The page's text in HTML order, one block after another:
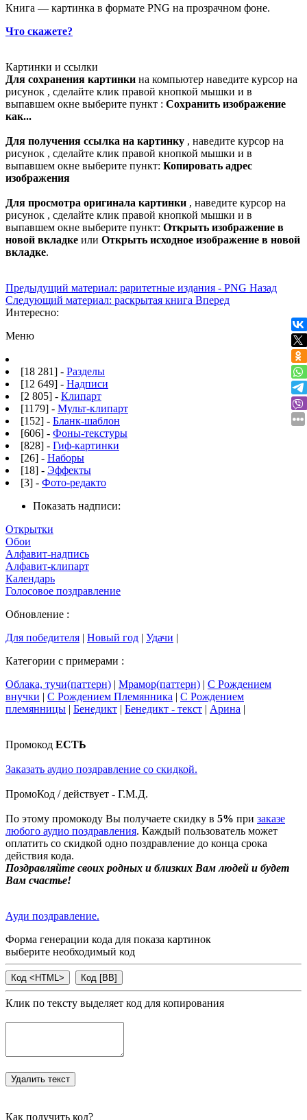
Книга — картинка в формате PNG на прозрачном фоне.
Что скажете?
Картинки и ссылки
Для сохранения картинки на компьютер наведите курсор на
рисунок , сделайте клик правой кнопкой мышки и в
выпавшем окне выберите пункт : Сохранить изображение
как...
Для получения ссылка на картинку , наведите курсор на
рисунок , сделайте клик правой кнопкой мышки и в
выпавшем окне выберите пункт: Копировать адрес
изображения
Для просмотра оригинала картинки , наведите курсор на
рисунок , сделайте клик правой кнопкой мышки и в
выпавшем окне выберите пункт: Открыть изображение в
новой вкладке или Открыть исходное изображение в новой
вкладке.
Предыдущий материал: раритетные издания - PNG Назад
Следующий материал: раскрытая книга Вперед
Интересно:
Меню
[18 281] - Разделы
[12 649] - Надписи
[2 805] - Клипарт
[1179] - Мульт-клипарт
[152] - Бланк-шаблон
[606] - Фоны-текстуры
[828] - Гиф-картинки
[26] - Наборы
[18] - Эффекты
[3] - Фото-редакто
Показать надписи:
Открытки
Обои
Алфавит-надпись
Алфавит-клипарт
Календарь
Голосовое поздравление
Обновление :
Для победителя | Новый год | Удачи |
Категории с примерами :
Облака, тучи(паттерн) | Мрамор(паттерн) | С Рождением
внучки | С Рождением Племянника | С Рождением
племянницы | Бенедикт | Бенедикт - текст | Арина |
Промокод ЕСТЬ
Заказать аудио поздравление со скидкой.
ПромоКод / действует - Г.М.Д.
По этому промокоду Вы получаете скидку в 5% при заказе
любого аудио поздравления. Каждый пользователь может
оплатить со скидкой одно поздравление до конца срока
действия кода.
Поздравляйте своих родных и близких Вам людей и будет
Вам счастье!
Ауди поздравление.
Форма генерации кода для показа картинок
выберите необходимый код
Клик по тексту выделяет код для копирования
Как получить код?